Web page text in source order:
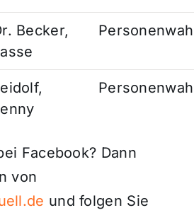
Becker,
Facebook? Dann
von
und folgen Sie